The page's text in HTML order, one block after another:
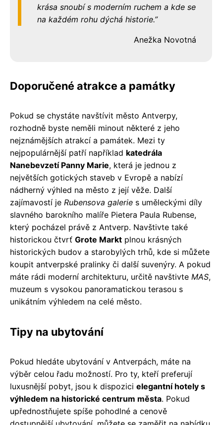
krása snoubí s moderním ruchem a kde se
na každém rohu dýchá historie.
Anežka Novotná
Doporučené atrakce a památky
Pokud se chystáte navštívit město Antverpy,
rozhodně byste neměli minout některé z jeho
nejznámějších atrakcí a památek. Mezi ty
nejpopulárnější patří například katedrála
Nanebevzetí Panny Marie, která je jednou z
největších gotických staveb v Evropě a nabízí
nádherný výhled na město z její věže. Další
zajímavostí je Rubensova galerie s uměleckými díly
slavného barokního malíře Pietera Paula Rubense,
který pocházel právě z Antverp. Navštivte také
historickou čtvrť Grote Markt plnou krásných
historických budov a starobylých trhů, kde si můžete
koupit antverpské pralinky či další suvenýry. A pokud
máte rádi moderní architekturu, určitě navštivte MAS,
muzeum s vysokou panoramatickou terasou s
unikátním výhledem na celé město.
Tipy na ubytování
Pokud hledáte ubytování v Antverpách, máte na
výběr celou řadu možností. Pro ty, kteří preferují
luxusnější pobyt, jsou k dispozici elegantní hotely s
výhledem na historické centrum města. Pokud
upřednostňujete spíše pohodlné a cenově